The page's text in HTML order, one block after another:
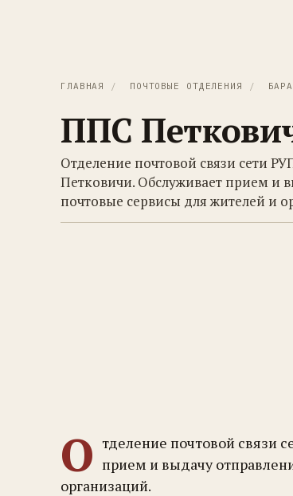
ГЛАВНАЯ / ПОЧТОВЫЕ ОТДЕЛЕНИЯ /
ППС
Отделение почтовой связи сети
Петковичи. Обслуживает прием и
почтовые сервисы для жителей и
О тделение почтовой связи
прием и выдачу
организаций.